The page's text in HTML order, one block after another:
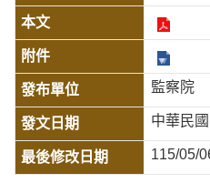
監察院
中華民
115/05/